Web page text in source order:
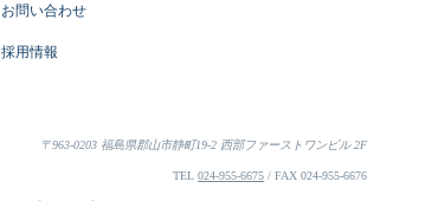
お問い合わせ
採用情報
〒963-0203 福島県郡山市静町19-2 西部ファーストワンビル 2F
TEL024-955-6675 / FAX 024-955-6676